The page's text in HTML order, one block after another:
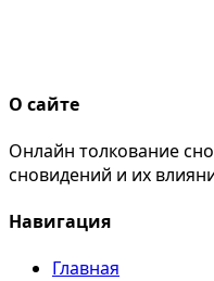
О сайте
Онлайн толкование
сновидений и их
Навигация
Главная